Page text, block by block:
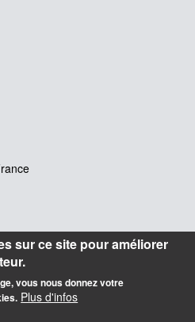
sur ce site pour améliorer
vous nous donnez votre
Plus d'infos